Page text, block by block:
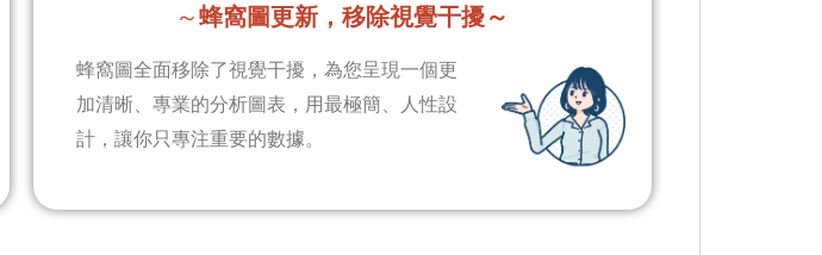
～蜂窩圖更新，移除視覺干擾～
蜂窩圖全面移除了視覺干擾，為您呈現一個更
加清晰、專業的分析圖表，用最極簡、人性設
計，讓你只專注重要的數據。